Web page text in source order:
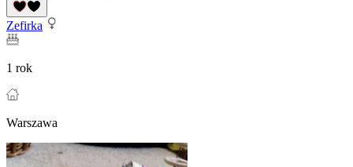
Zefirka
1 rok
Warszawa